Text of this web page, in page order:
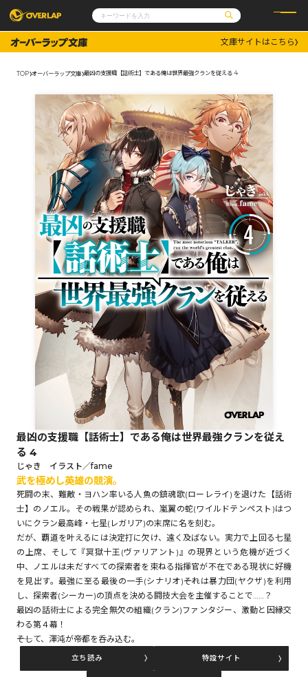
コミックガルド
コミッククリエ
文庫
ノベルス
その他
コミックエッセイ
ポケットモンスター
アニメ
ゲーム
通販・NEWS
OVERLAP STORE
オーバーラップ広報室
企業
会社概要
採用情報
アクセス
オーバーラップホールディングス
お問い合わせはこちら
オーバーラップ文庫
オーバーラップノベルス
オーバーラップノベルスf
ロサージュノベルス
コミックガルド
リキューレ
コミックパルフェ
コミックエッセイ
文庫サイトはこちら
TOP オーバーラップ文庫 最凶の支援職【話術士】である俺は世界最強クランを従える 4
最凶の支援職【話術士】である俺は世界最強クランを従え
る 4
じゃき イラスト／fame
武を極めし――英雄の競演。
死闘の末、難敵・ヨハン率いる人魚の鎮魂歌(ローレライ)を退けた【話術
士】のノエル。その戦果が認められ、嵐翼の蛇(ワイルドテンペスト)はつ
いにクラン最高峰・七星(レガリア)の末席に名を刻む。
だが、覇道を叶えるには決定打に欠け、遠く及ばない。実力で上回る七星
の上席、そして『冥獄十王(ヴァリアント)』の現界という危機が近づく
中、ノエルは未だすべての探索者を束ねる指揮官が不在である現状に好機
を見出す。最強に至る最後の一手(シナリオ)――それは暴力団(ヤクザ)を利用
し、探索者(シーカー)の頂点を決める闘技大会を主催することで……？
最凶の話術士による完全無欠の組織(クラン)ファンタジー、激動と因縁交
わる第４幕！
――そして、渾沌が帝都を呑み込む。
立ち読み 特設サイト